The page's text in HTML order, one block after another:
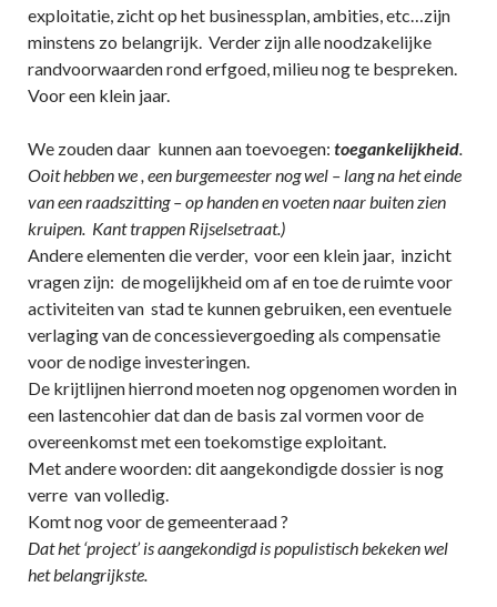
exploitatie, zicht op het businessplan, ambities, etc…zijn
minstens zo belangrijk. Verder zijn alle noodzakelijke
randvoorwaarden rond erfgoed, milieu nog te bespreken.
Voor een klein jaar.
We zouden daar kunnen aan toevoegen: toegankelijkheid.
Ooit hebben we , een burgemeester nog wel – lang na het einde
van een raadszitting – op handen en voeten naar buiten zien
kruipen. Kant trappen Rijselsetraat.)
Andere elementen die verder, voor een klein jaar, inzicht
vragen zijn: de mogelijkheid om af en toe de ruimte voor
activiteiten van stad te kunnen gebruiken, een eventuele
verlaging van de concessievergoeding als compensatie
voor de nodige investeringen.
De krijtlijnen hierrond moeten nog opgenomen worden in
een lastencohier dat dan de basis zal vormen voor de
overeenkomst met een toekomstige exploitant.
Met andere woorden: dit aangekondigde dossier is nog
verre van volledig.
Komt nog voor de gemeenteraad ?
Dat het ‘project’ is aangekondigd is populistisch bekeken wel
het belangrijkste.